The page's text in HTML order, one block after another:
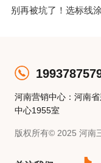
河南营销中心：河南
中心1955室
版权所有© 2025 河南